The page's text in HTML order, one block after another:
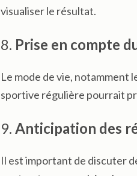
visualiser le résultat.
8. Prise en compte
Le mode de vie, notamment
sportive régulière pourrait
9. Anticipation des
Il est important de discuter